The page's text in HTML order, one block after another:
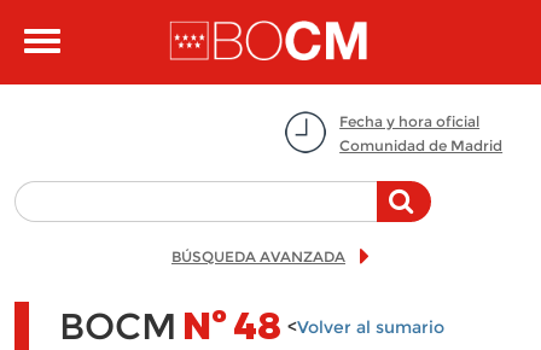
Toggle
Fecha y hora oficial
Comunidad de Madrid
BÚSQUEDA AVANZADA
BOCM Nº48 <Volver al sumario